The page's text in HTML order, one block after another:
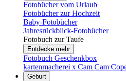
Fotobücher vom Urlaub
Fotobücher zur Hochzeit
Baby-Fotobücher
Jahresrückblick-Fotobücher
Fotobuch zur Taufe
Entdecke mehr
Fotobuch Geschenkbox
kartenmacherei x Cam Cam
Geburt